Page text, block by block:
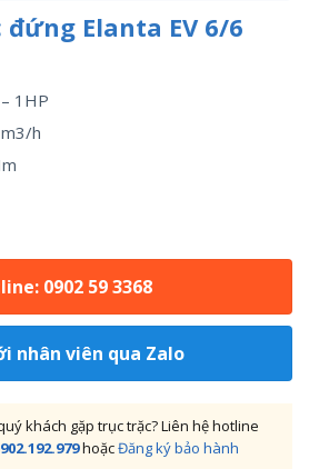
Elanta EV 6/6
1HP
h
0902 59 3368
nhân viên qua Zalo
khách gặp trục trặc? Liên hệ hotline
hoặcĐăng ký bảo hành